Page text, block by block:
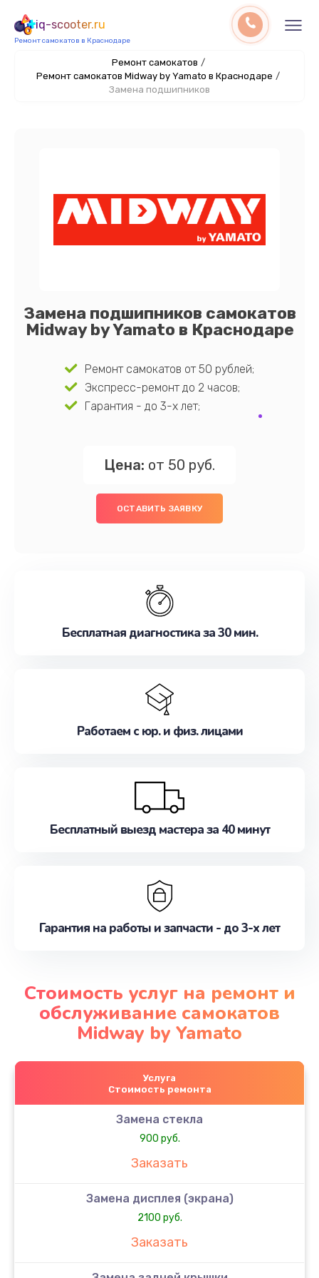
iq-scooter.ru
Ремонт самокатов в Краснодаре
Ремонт самокатов /
Ремонт самокатов Midway by Yamato в Краснодаре /
Замена подшипников
Замена подшипников самокатов
Midway by Yamato в Краснодаре
Ремонт самокатов от 50 рублей;
Экспресс-ремонт до 2 часов;
Гарантия - до 3-х лет;
Цена: от 50 руб.
ОСТАВИТЬ ЗАЯВКУ
Бесплатная диагностика за 30 мин.
Работаем с юр. и физ. лицами
Бесплатный выезд мастера за 40 минут
Гарантия на работы и запчасти - до 3-х лет
Стоимость услуг на ремонт и
обслуживание самокатов
Midway by Yamato
Услуга
Стоимость ремонта
Замена стекла
900 руб.
Заказать
Замена дисплея (экрана)
2100 руб.
Заказать